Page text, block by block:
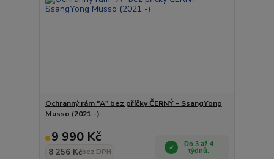
Ochranný rám "A" bez příčky ČERNÝ - SsangYong
Musso (2021 -)
9 990 Kč
8 256 Kčbez DPH
Do 3 až 4
týdnů.